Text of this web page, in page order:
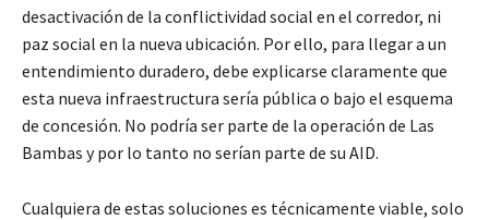
desactivación de la conflictividad social en el corredor, ni
paz social en la nueva ubicación. Por ello, para llegar a un
entendimiento duradero, debe explicarse claramente que
esta nueva infraestructura sería pública o bajo el esquema
de concesión. No podría ser parte de la operación de Las
Bambas y por lo tanto no serían parte de su AID.
Cualquiera de estas soluciones es técnicamente viable, solo